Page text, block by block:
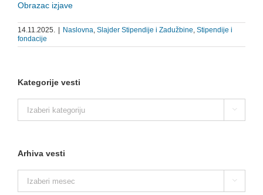
Obrazac izjave
14.11.2025. Naslovna, Slajder Stipendije i Zadužbine, Stipendije i
fondacije
Kategorije vesti
vesti

Arhiva vesti
vesti
